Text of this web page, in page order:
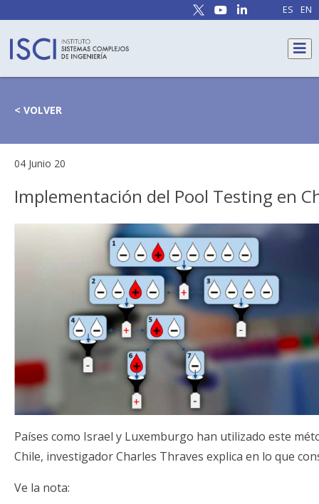
ES EN
< VOLVER
04 Junio 20
Implementación del Pool Testing en
Países como Israel y Luxemburgo han utilizado este
Chile, investigador Charles Thraves explica en lo que
Ve la nota: